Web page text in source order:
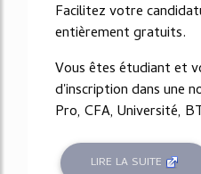
Facilitez votre
entièrement gratuits.
Vous êtes étudiant et
d'inscription dans une
Pro, CFA, Université,
LIRE LA SUITE